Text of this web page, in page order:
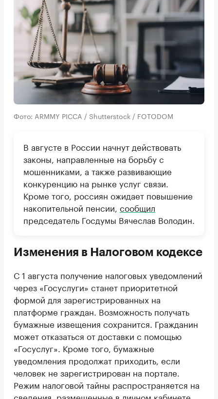
Фото: ARMMY PICCA / Shutterstock / FOTODOM
В августе в России начнут действовать
законы, направленные на борьбу с
мошенниками, а также развивающие
конкуренцию на рынке услуг связи.
Кроме того, россиян ожидает повышение
накопительной пенсии, сообщил
председатель Госдумы Вячеслав Володин.
Изменения в Налоговом кодексе
С 1 августа получение налоговых уведомлений
через «Госуслуги» станет приоритетной
формой для зарегистрированных на
платформе граждан. Возможность получать
бумажные извещения сохранится. Гражданин
может отказаться от доставки с помощью
«Госуслуг». Кроме того, бумажные
уведомления продолжат приходить, если
человек не зарегистрирован на портале.
Режим налоговой тайны распространяется на
сведения, размещенные в личном кабинете